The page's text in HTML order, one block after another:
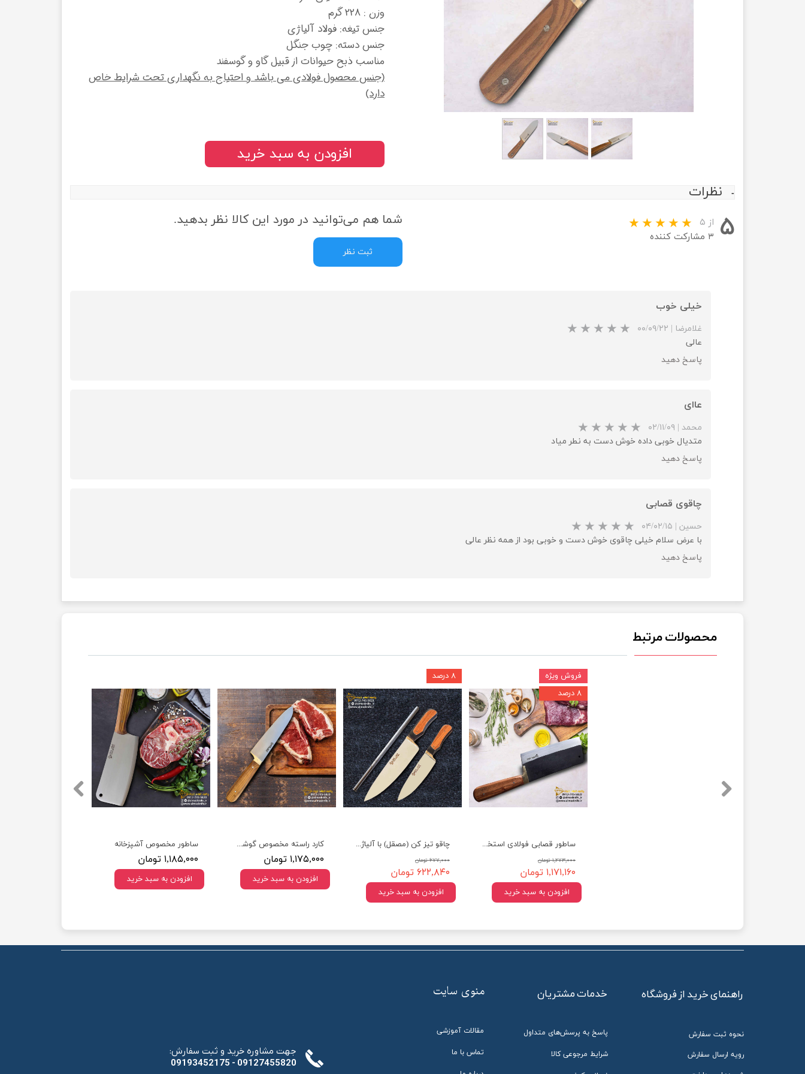
وزن : 228 گرم
جنس تیغه: فولاد آلیاژی
جنس دسته: چوب جنگل
مناسب ذبح حیوانات از قبیل گاو و گوسفند
(جنس محصول فولادی می باشد و احتیاج به نگهداری تحت شرایط خاص
دارد)
افزودن به سبد خرید
نظرات
۵ از ۵
۳ مشارکت کننده
شما هم می‌توانید در مورد این کالا نظر بدهید.
ثبت نظر
خیلی خوب
غلامرضا | ۰۰/۰۹/۲۲
عالی
پاسخ دهید
عاای
محمد | ۰۲/۱۱/۰۹
متدیال خوبی داده خوش دست به نطر میاد
پاسخ دهید
چاقوی قصابی
حسین | ۰۴/۰۲/۱۵
با عرض سلام خیلی چاقوی خوش دست و خوبی بود از همه نظر عالی
پاسخ دهید
محصولات مرتبط
ساطور مخصوص آشپزخانه
۱,۱۸۵,۰۰۰ تومان
افزودن به سبد خرید
کارد راسته مخصوص گوشت ومرغ(باکیفیت وبسیارتیز)
۱,۱۷۵,۰۰۰ تومان
افزودن به سبد خرید
چاقو تیز کن (مصقل) با آلیاژ بالا
۶۷۷,۰۰۰ تومان
۶۲۲,۸۴۰ تومان
افزودن به سبد خرید
۸ درصد
ساطور قصابی فولادی استخوان شکن
۱,۲۷۳,۰۰۰ تومان
۱,۱۷۱,۱۶۰ تومان
افزودن به سبد خرید
فروش ویژه
۸ درصد
راهنمای خرید از فروشگاه
نحوه ثبت سفارش
رویه ارسال سفارش
خدمات مشتریان
پاسخ به پرسش‌های متداول
شرایط مرجوعی کالا
مقالات آموزشی
تماس با ما
:جهت مشاوره خرید و ثبت سفارش
​​​​​​​09193452175 - 09127455820
​منوی سایت